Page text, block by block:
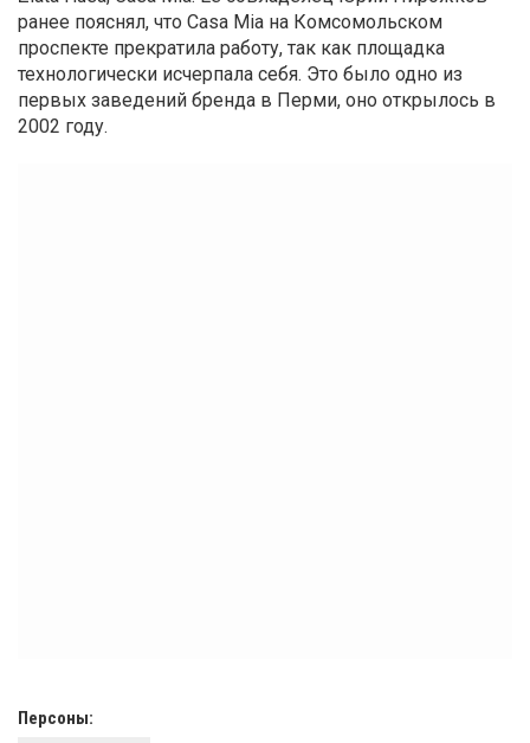
ранее пояснял, что Casa Mia на Комсомольском
проспекте прекратила работу, так как площадка
технологически исчерпала себя. Это было одно из
первых заведений бренда в Перми, оно открылось в
2002 году.
Персоны: